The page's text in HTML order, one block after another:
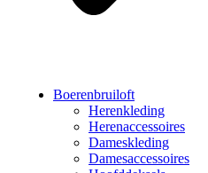
Boerenbruiloft
Herenkleding
Herenaccessoires
Dameskleding
Damesaccessoires